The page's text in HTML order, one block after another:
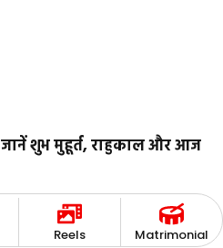
जानें शुभ मुहूर्त, राहुकाल और आज
Reels Matrimonial